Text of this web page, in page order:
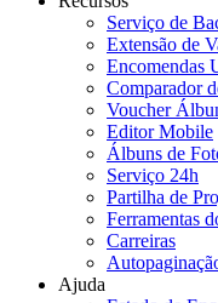
Serviço de
Extensão de
Encomendas
Comparador
Voucher
Editor Mobile
Álbuns de
Serviço 24h
Partilha de
Ferramentas
Carreiras
Ajuda